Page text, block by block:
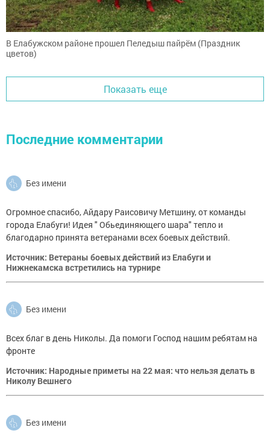
В Елабужском районе прошел Пеледыш пайрём (Праздник
цветов)
Показать еще
Последние комментарии
Без имени
Огромное спасибо, Айдару Раисовичу Метшину, от команды
города Елабуги! Идея " Обьединяющего шара" тепло и
благодарно принята ветеранами всех боевых действий.
Источник: Ветераны боевых действий из Елабуги и
Нижнекамска встретились на турнире
Без имени
Всех благ в день Николы. Да помоги Господ нашим ребятам на
фронте
Источник: Народные приметы на 22 мая: что нельзя делать в
Николу Вешнего
Без имени